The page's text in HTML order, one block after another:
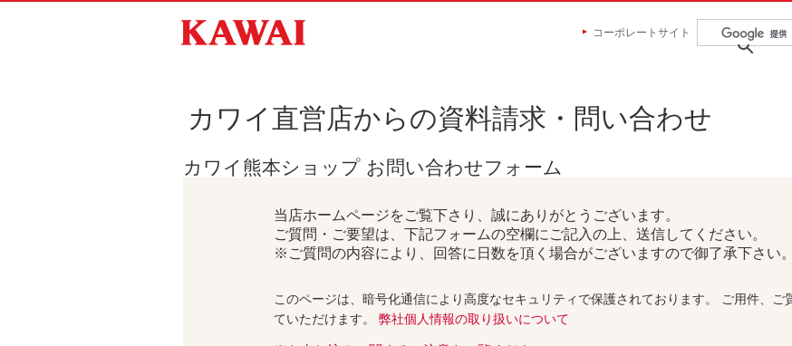
コーポレートサイト
カワイ直営店からの資料請求・問い合わせ
カワイ熊本ショップ お問い合わせフォーム
当店ホームページをご覧下さり、誠にありがとうございます。
ご質問・ご要望は、下記フォームの空欄にご記入の上、送信してください。
※ご質問の内容により、回答に日数を頂く場合がございますので御了承下さい。
このページは、暗号化通信により高度なセキュリティで保護されております。 ご用件、ご
ていただけます。 弊社個人情報の取り扱いについて